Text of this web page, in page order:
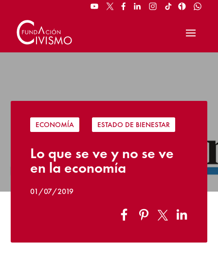
ECONOMÍA ESTADO DE BIENESTAR
Lo que se ve y no se ve
en la economía
01/07/2019